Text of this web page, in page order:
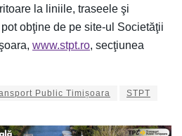
la liniile, traseele şi
obţine de pe site-ul Societăţii
www.stpt.ro, secţiunea
Public Timișoara STPT